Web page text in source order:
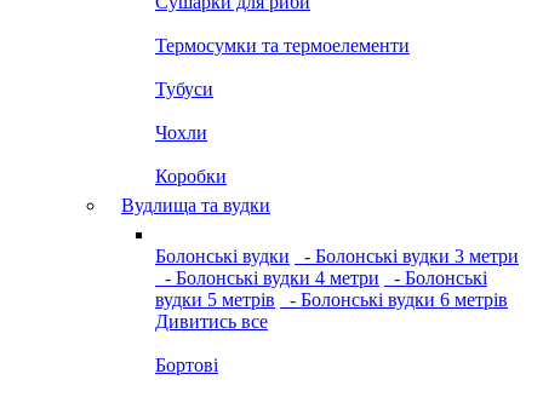
Термосумки та термоелементи
Тубуси
Чохли
Коробки
Вудлища та вудки
Болонські вудки
- Болонські вудки 3 метри
- Болонські вудки 4 метри
- Болонські
вудки 5 метрів
- Болонські вудки 6 метрів
Дивитись все
Бортові